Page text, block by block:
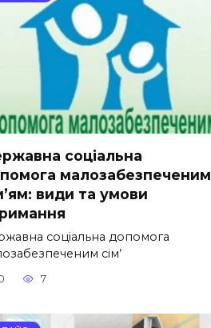
соціальна
малозабезпеченим
види та умови
соціальна допомога
сім’
7